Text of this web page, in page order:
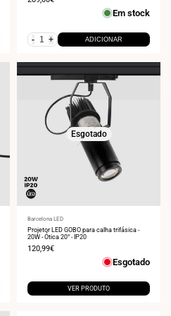
Em stock
- + ADICIONAR
Esgotado
Fornecedor:
Barcelona LED
Projetor LED GOBO para calha trifásica -
20W - Ótica 20° - IP20
Preço
120,99€
Esgotado
VER PRODUTO